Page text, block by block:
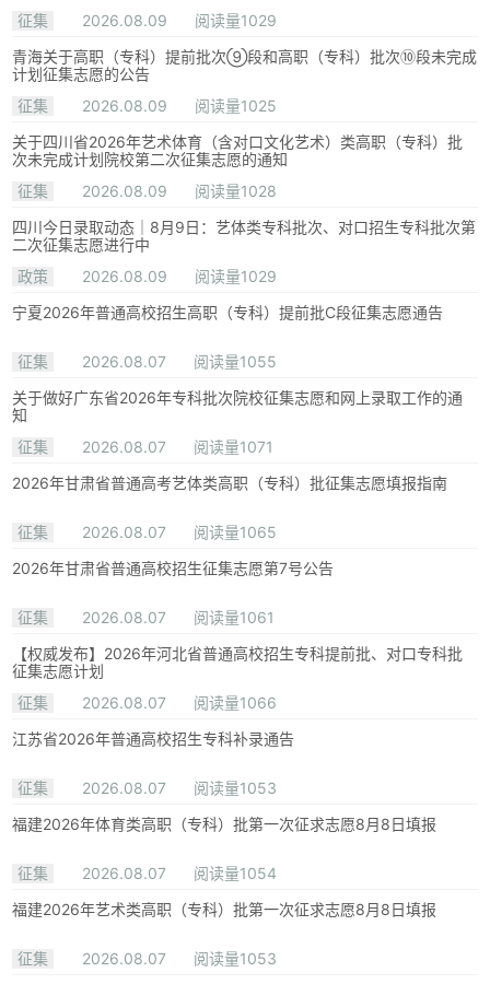
征集
2026.08.09
阅读量1029
青海关于高职（专科）提前批次⑨段和高职（专科）批次⑩段未完成
计划征集志愿的公告
征集
2026.08.09
阅读量1025
关于四川省2026年艺术体育（含对口文化艺术）类高职（专科）批
次未完成计划院校第二次征集志愿的通知
征集
2026.08.09
阅读量1028
四川今日录取动态｜8月9日：艺体类专科批次、对口招生专科批次第
二次征集志愿进行中
政策
2026.08.09
阅读量1029
宁夏2026年普通高校招生高职（专科）提前批C段征集志愿通告
征集 2026.08.07
阅读量1055
关于做好广东省2026年专科批次院校征集志愿和网上录取工作的通
知
征集
2026.08.07
阅读量1071
2026年甘肃省普通高考艺体类高职（专科）批征集志愿填报指南
征集 2026.08.07
阅读量1065
2026年甘肃省普通高校招生征集志愿第7号公告
征集 2026.08.07
阅读量1061
【权威发布】2026年河北省普通高校招生专科提前批、对口专科批
征集志愿计划
征集
2026.08.07
阅读量1066
江苏省2026年普通高校招生专科补录通告
征集 2026.08.07
阅读量1053
福建2026年体育类高职（专科）批第一次征求志愿8月8日填报
征集 2026.08.07
阅读量1054
福建2026年艺术类高职（专科）批第一次征求志愿8月8日填报
征集 2026.08.07
阅读量1053